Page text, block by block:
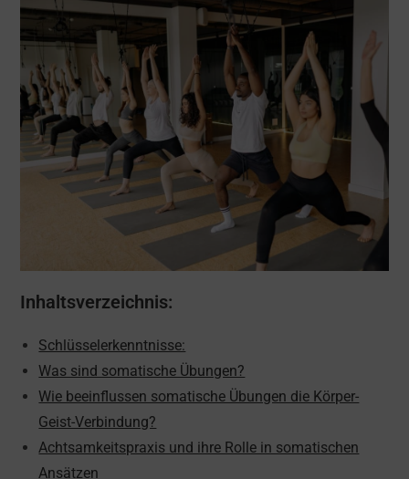
Inhaltsverzeichnis:
Schlüsselerkenntnisse:
Was sind somatische Übungen?
Wie beeinflussen somatische Übungen die Körper-
Geist-Verbindung?
Achtsamkeitspraxis und ihre Rolle in somatischen
Ansätzen